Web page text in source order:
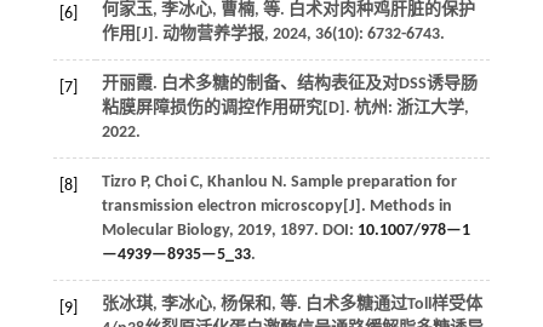
[6] 何家玉, 李冰心, 曹楠, 等. 白术对肉种鸡肝脏的保护
作用[J]. 动物营养学报, 2024, 36(10): 6732-6743.
[7]
开丽霞. 白术多糖的制备、结构表征及对DSS诱导肠
粘膜屏障损伤的调控作用研究[D]. 杭州: 浙江大学,
2022.
[8] Tizro P, Choi C, Khanlou N. Sample preparation for
transmission electron microscopy[J]. Methods in
Molecular Biology, 2019, 1897. DOI: 10.1007/978—1
—4939—8935—5_33.
[9] 张冰琪, 李冰心, 杨保和, 等. 白术多糖通过Toll样受体